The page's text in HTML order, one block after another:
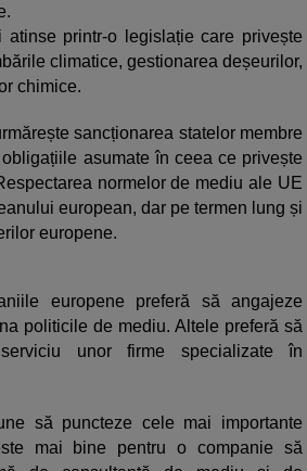
printr-o legislație care privește
climatice, gestionarea deșeurilor,
chimice.
sancționarea statelor membre
asumate în ceea ce privește
normelor de mediu ale UE
european, dar pe termen lung și
europene.
europene preferă să angajeze
politicile de mediu. Altele preferă să
unor firme specializate în
să puncteze cele mai importante
mai bine pentru o companie să